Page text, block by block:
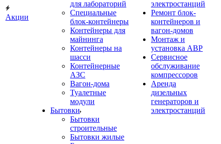
Акции
для лабораторий
Специальные
блок-контейнеры
Контейнеры для
майнинга
Контейнеры на
шасси
Контейнерные
АЗС
Вагон-дома
Туалетные
модули
Бытовки
Бытовки
строительные
Бытовки жилые
электростанций
Ремонт блок-
контейнеров и
вагон-домов
Монтаж и
установка АВР
Сервисное
обслуживание
компрессоров
Аренда
дизельных
генераторов и
электростанций